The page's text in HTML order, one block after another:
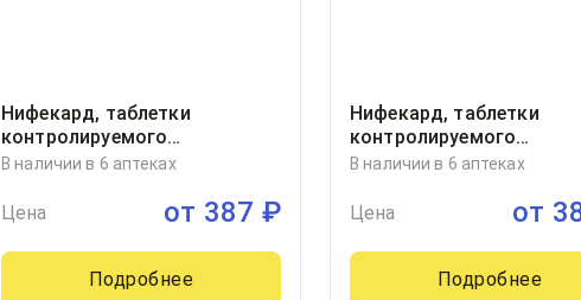
Нифекард, таблетки
контролируемого
высвобождения покрытые
30миллиграмм блистер, 30
В наличии в 6 аптеках
Цена от 387 ₽
Подробнее
Нифекард, таблетки
контролируемого
высвобождения
30миллиграмм блистер,
В наличии в 6 аптеках
Цена от
Подробнее